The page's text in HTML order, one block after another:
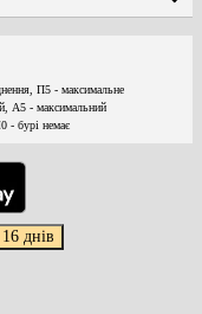
П5 - максимальне
А5 - максимальний
- бурі немає